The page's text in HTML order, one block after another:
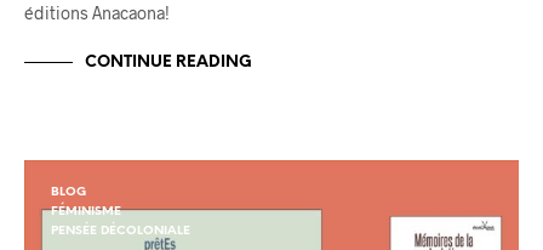
éditions Anacaona!
CONTINUE READING
BLOG
FÉMINISME
PENSÉE DÉCOLONIALE